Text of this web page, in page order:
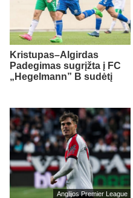
Kristupas–Algirdas
Padegimas sugrįžta į FC
„Hegelmann” B sudėtį
Anglijos Premier League